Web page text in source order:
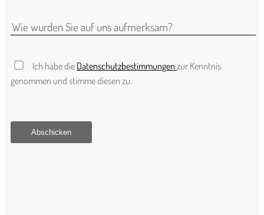
Ich habe die Datenschutzbestimmungen zur Kenntnis
genommen und stimme diesen zu.